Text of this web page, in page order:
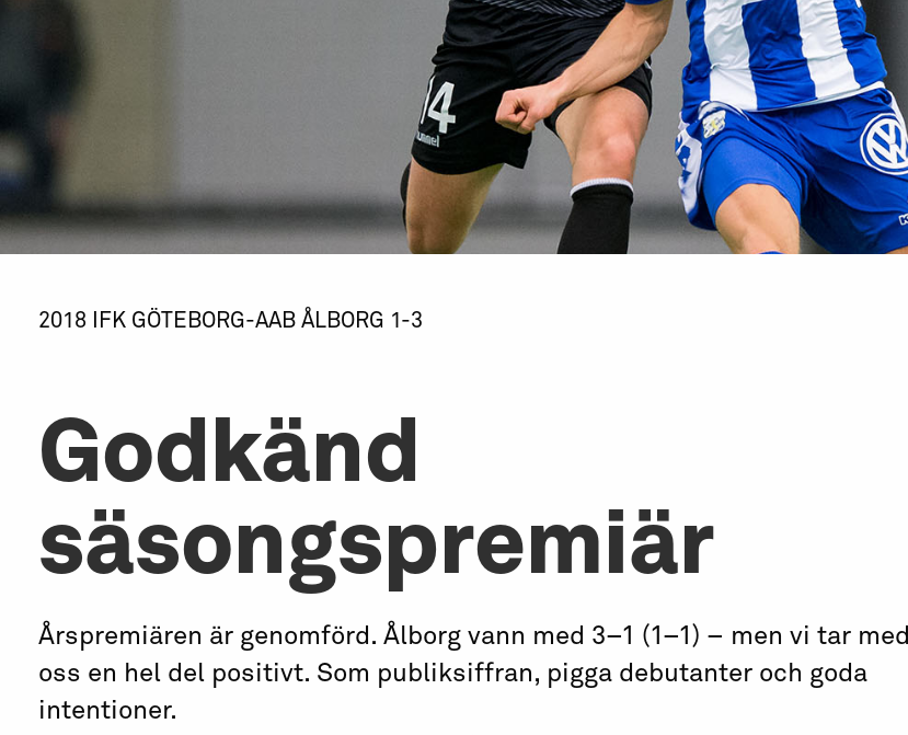
2018 IFK GÖTEBORG-AAB ÅLBORG 1-3
Godkänd
säsongspremiär
Årspremiären är genomförd. Ålborg vann med 3–1 (1–1) – men vi tar med
oss en hel del positivt. Som publiksiffran, pigga debutanter och goda
intentioner.